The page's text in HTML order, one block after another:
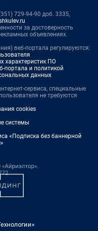
729-94-90 доб. 3335,
за достоверность
объявлениях.
веб-портала регулируются:
характеристик ПО
портала и политикой
данных
сервиса, специальные
не требуются
cookies
системы
«Подписка без баннерной